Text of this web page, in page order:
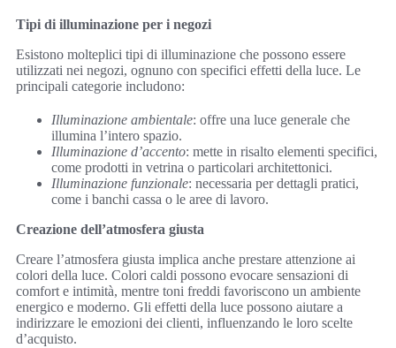
Tipi di illuminazione per i negozi
Esistono molteplici tipi di illuminazione che possono essere
utilizzati nei negozi, ognuno con specifici effetti della luce. Le
principali categorie includono:
Illuminazione ambientale: offre una luce generale che
illumina l’intero spazio.
Illuminazione d’accento: mette in risalto elementi specifici,
come prodotti in vetrina o particolari architettonici.
Illuminazione funzionale: necessaria per dettagli pratici,
come i banchi cassa o le aree di lavoro.
Creazione dell’atmosfera giusta
Creare l’atmosfera giusta implica anche prestare attenzione ai
colori della luce. Colori caldi possono evocare sensazioni di
comfort e intimità, mentre toni freddi favoriscono un ambiente
energico e moderno. Gli effetti della luce possono aiutare a
indirizzare le emozioni dei clienti, influenzando le loro scelte
d’acquisto.